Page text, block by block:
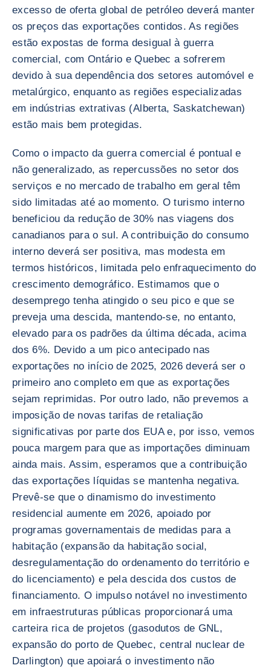
excesso de oferta global de petróleo deverá manter
os preços das exportações contidos. As regiões
estão expostas de forma desigual à guerra
comercial, com Ontário e Quebec a sofrerem
devido à sua dependência dos setores automóvel e
metalúrgico, enquanto as regiões especializadas
em indústrias extrativas (Alberta, Saskatchewan)
estão mais bem protegidas.
Como o impacto da guerra comercial é pontual e
não generalizado, as repercussões no setor dos
serviços e no mercado de trabalho em geral têm
sido limitadas até ao momento. O turismo interno
beneficiou da redução de 30% nas viagens dos
canadianos para o sul. A contribuição do consumo
interno deverá ser positiva, mas modesta em
termos históricos, limitada pelo enfraquecimento do
crescimento demográfico. Estimamos que o
desemprego tenha atingido o seu pico e que se
preveja uma descida, mantendo-se, no entanto,
elevado para os padrões da última década, acima
dos 6%. Devido a um pico antecipado nas
exportações no início de 2025, 2026 deverá ser o
primeiro ano completo em que as exportações
sejam reprimidas. Por outro lado, não prevemos a
imposição de novas tarifas de retaliação
significativas por parte dos EUA e, por isso, vemos
pouca margem para que as importações diminuam
ainda mais. Assim, esperamos que a contribuição
das exportações líquidas se mantenha negativa.
Prevê-se que o dinamismo do investimento
residencial aumente em 2026, apoiado por
programas governamentais de medidas para a
habitação (expansão da habitação social,
desregulamentação do ordenamento do território e
do licenciamento) e pela descida dos custos de
financiamento. O impulso notável no investimento
em infraestruturas públicas proporcionará uma
carteira rica de projetos (gasodutos de GNL,
expansão do porto de Quebec, central nuclear de
Darlington) que apoiará o investimento não